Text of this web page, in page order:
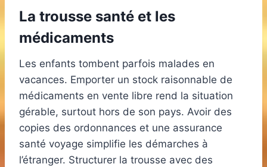
La trousse santé et les
médicaments
Les enfants tombent parfois malades en
vacances. Emporter un stock raisonnable de
médicaments en vente libre rend la situation
gérable, surtout hors de son pays. Avoir des
copies des ordonnances et une assurance
santé voyage simplifie les démarches à
l’étranger. Structurer la trousse avec des